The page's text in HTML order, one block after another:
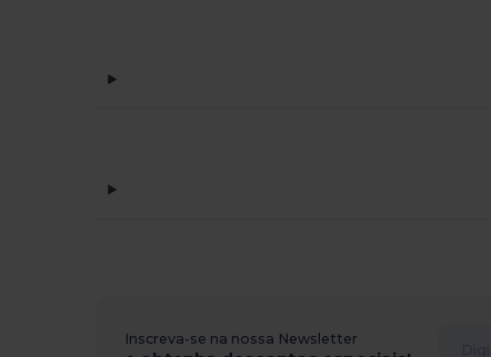
Inscreva-se na nossa Newsletter